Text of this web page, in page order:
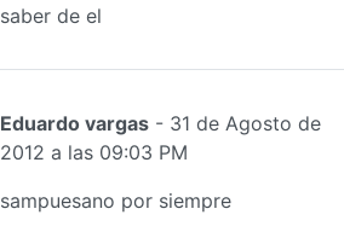
saber de el
Eduardo vargas - 31 de Agosto de
2012 a las 09:03 PM
sampuesano por siempre